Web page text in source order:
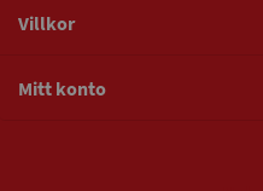
Villkor
Mitt konto